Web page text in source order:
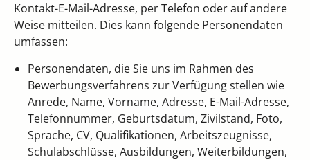
Kontakt-E-Mail-Adresse, per Telefon oder auf andere
Weise mitteilen. Dies kann folgende Personendaten
umfassen:
Personendaten, die Sie uns im Rahmen des
Bewerbungsverfahrens zur Verfügung stellen wie
Anrede, Name, Vorname, Adresse, E-Mail-Adresse,
Telefonnummer, Geburtsdatum, Zivilstand, Foto,
Sprache, CV, Qualifikationen, Arbeitszeugnisse,
Schulabschlüsse, Ausbildungen, Weiterbildungen,